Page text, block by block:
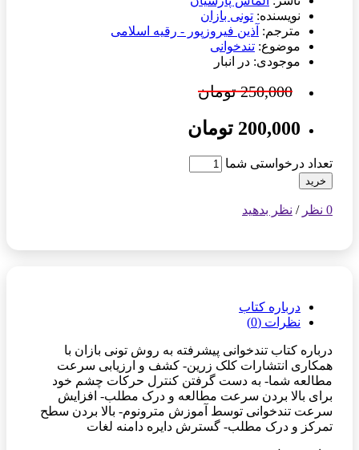
نویسنده: تونی بازان
مترجم: آذین فیروزپور - رقیه اسلامی
موضوع: تندخوانی
موجودی: در انبار
250,000 تومان
200,000 تومان
تعداد درخواستی شما
خرید
0 نظر / نظر بدهید
درباره کتاب
نظرات (0)
درباره کتاب تندخوانی پیشرفته به روش تونی بازان با
همکاری انتشارات کلک زرین- کشف و ارزیابی سرعت
مطالعه شما- به دست گرفتن کنترل حرکات چشم خود
برای بالا بردن سرعت مطالعه و درک مطلب- افزایش
سرعت تندخوانی توسط آموزش مترونوم- بالا بردن سطح
تمرکز و درک مطلب- گسترش دایره دامنه لغات